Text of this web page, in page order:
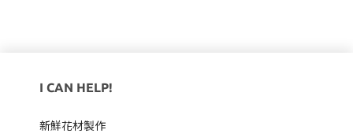
I CAN HELP!
新鮮花材製作